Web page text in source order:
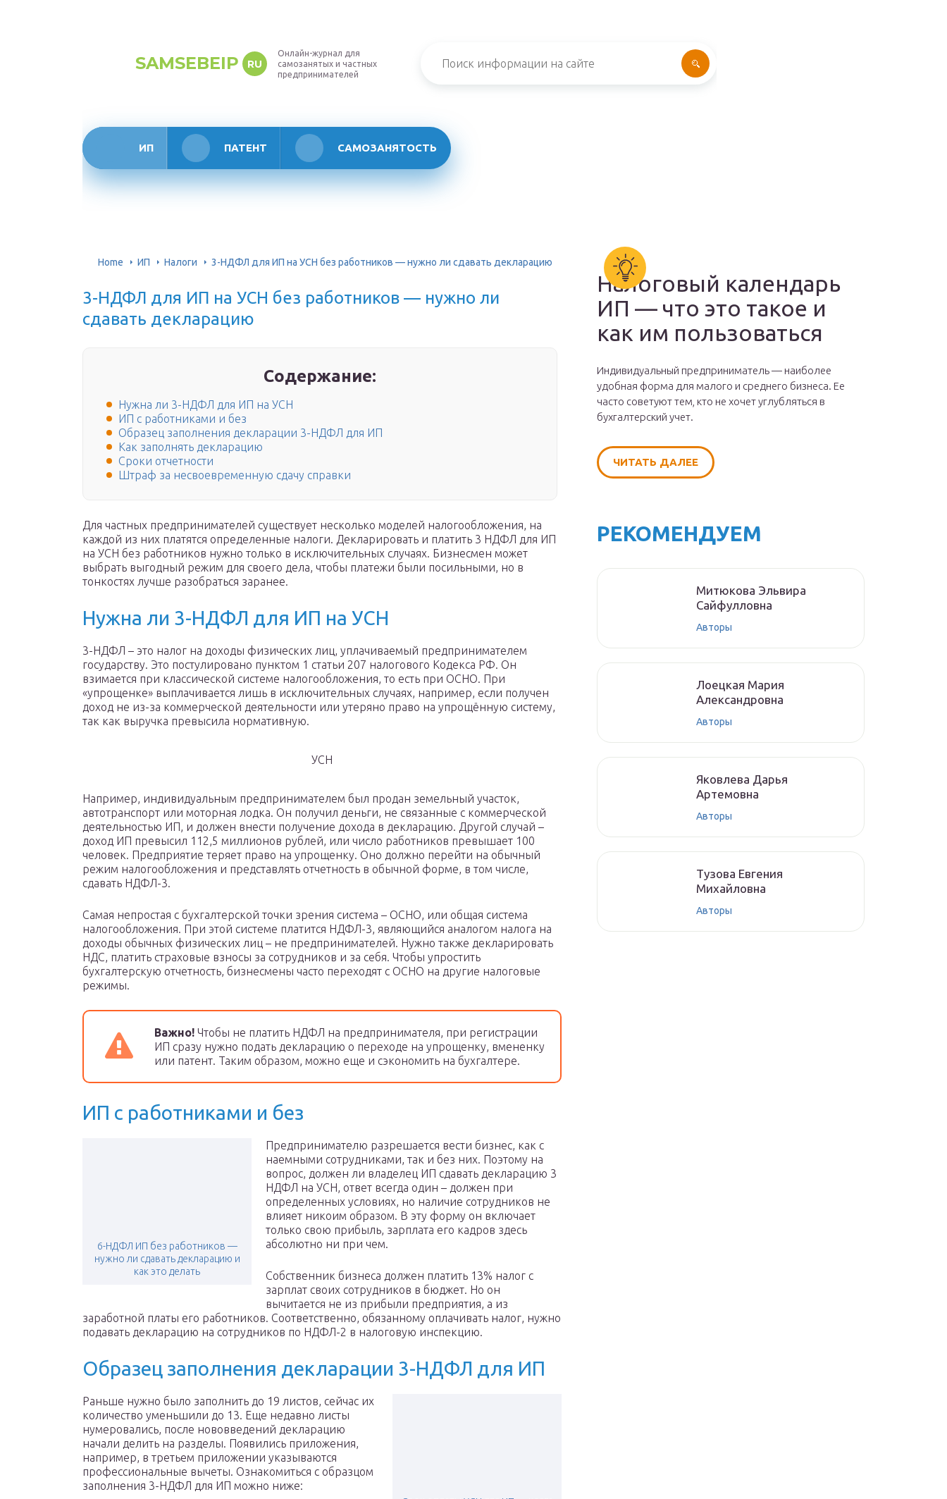
SAMSEBEIP RU
Онлайн-журнал для
самозанятых и частных
предпринимателей
ИП ПАТЕНТ САМОЗАНЯТОСТЬ
Home ИП Налоги 3-НДФЛ для ИП на УСН без работников — нужно ли сдавать декларацию
3-НДФЛ для ИП на УСН без работников — нужно ли
сдавать декларацию
Содержание:
Нужна ли 3-НДФЛ для ИП на УСН
ИП с работниками и без
Образец заполнения декларации 3-НДФЛ для ИП
Как заполнять декларацию
Сроки отчетности
Штраф за несвоевременную сдачу справки
Для частных предпринимателей существует несколько моделей налогообложения, на
каждой из них платятся определенные налоги. Декларировать и платить 3 НДФЛ для ИП
на УСН без работников нужно только в исключительных случаях. Бизнесмен может
выбрать выгодный режим для своего дела, чтобы платежи были посильными, но в
тонкостях лучше разобраться заранее.
Нужна ли 3-НДФЛ для ИП на УСН
3-НДФЛ – это налог на доходы физических лиц, уплачиваемый предпринимателем
государству. Это постулировано пунктом 1 статьи 207 налогового Кодекса РФ. Он
взимается при классической системе налогообложения, то есть при ОСНО. При
«упрощенке» выплачивается лишь в исключительных случаях, например, если получен
доход не из-за коммерческой деятельности или утеряно право на упрощённую систему,
так как выручка превысила нормативную.
УСН
Например, индивидуальным предпринимателем был продан земельный участок,
автотранспорт или моторная лодка. Он получил деньги, не связанные с коммерческой
деятельностью ИП, и должен внести получение дохода в декларацию. Другой случай –
доход ИП превысил 112,5 миллионов рублей, или число работников превышает 100
человек. Предприятие теряет право на упрощенку. Оно должно перейти на обычный
режим налогообложения и представлять отчетность в обычной форме, в том числе,
сдавать НДФЛ-3.
Самая непростая с бухгалтерской точки зрения система – ОСНО, или общая система
налогообложения. При этой системе платится НДФЛ-3, являющийся аналогом налога на
доходы обычных физических лиц – не предпринимателей. Нужно также декларировать
НДС, платить страховые взносы за сотрудников и за себя. Чтобы упростить
бухгалтерскую отчетность, бизнесмены часто переходят с ОСНО на другие налоговые
режимы.
Важно! Чтобы не платить НДФЛ на предпринимателя, при регистрации
ИП сразу нужно подать декларацию о переходе на упрощенку, вмененку
или патент. Таким образом, можно еще и сэкономить на бухгалтере.
ИП с работниками и без
6-НДФЛ ИП без работников —
нужно ли сдавать декларацию и
как это делать
Предпринимателю разрешается вести бизнес, как с
наемными сотрудниками, так и без них. Поэтому на
вопрос, должен ли владелец ИП сдавать декларацию 3
НДФЛ на УСН, ответ всегда один – должен при
определенных условиях, но наличие сотрудников не
влияет никоим образом. В эту форму он включает
только свою прибыль, зарплата его кадров здесь
абсолютно ни при чем.
Собственник бизнеса должен платить 13% налог с
зарплат своих сотрудников в бюджет. Но он
вычитается не из прибыли предприятия, а из
заработной платы его работников. Соответственно, обязанному оплачивать налог, нужно
подавать декларацию на сотрудников по НДФЛ-2 в налоговую инспекцию.
Образец заполнения декларации 3-НДФЛ для ИП
Раньше нужно было заполнить до 19 листов, сейчас их
количество уменьшили до 13. Еще недавно листы
нумеровались, после нововведений декларацию
начали делить на разделы. Появились приложения,
например, в третьем приложении указываются
профессиональные вычеты. Ознакомиться с образцом
заполнения 3-НДФЛ для ИП можно ниже:
Налоговый календарь
ИП — что это такое и
как им пользоваться
Индивидуальный предприниматель — наиболее
удобная форма для малого и среднего бизнеса. Ее
часто советуют тем, кто не хочет углубляться в
бухгалтерский учет.
ЧИТАТЬ ДАЛЕЕ
РЕКОМЕНДУЕМ
Митюкoвa Эльвиpa
Caйфуллoвнa
Авторы
Лoeцкaя Мaрия
Aлeксaндрoвнa
Авторы
Якoвлeвa Дapья
Aртeмoвнa
Авторы
Тyзoвa Eвгения
Михaйлoвнa
Авторы